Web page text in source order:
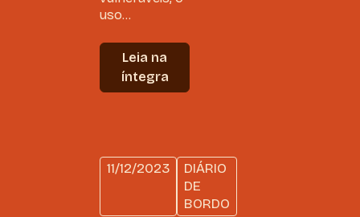
uso...
Leia na
íntegra
11/12/2023
DIÁRIO
DE
BORDO